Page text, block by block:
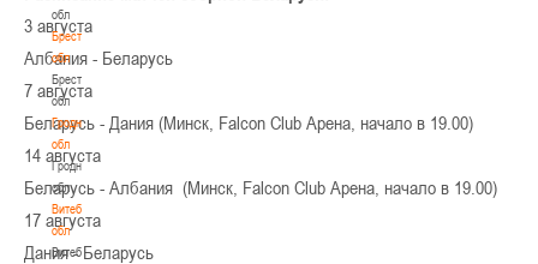
обл
Брестская
обл
Брестская
обл
Гродненская
обл
Гродненская
обл
Витебская
обл
Витебская
3 августа
Албания - Беларусь
7 августа
Беларусь - Дания (Минск, Falcon Club Арена, начало в 19.00)
14 августа
Беларусь - Албания (Минск, Falcon Club Арена, начало в 19.00)
17 августа
Дания - Беларусь